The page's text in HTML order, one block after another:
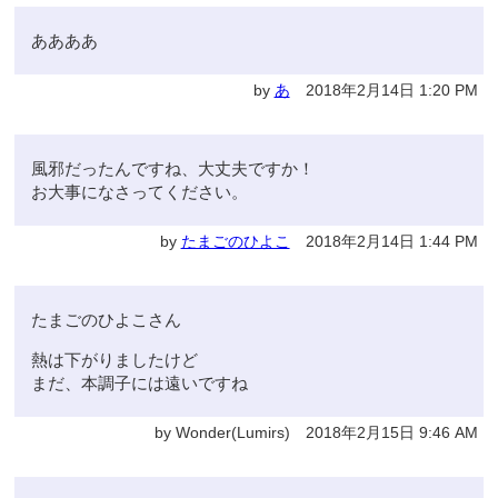
ああああ
by あ 2018年2月14日 1:20 PM
風邪だったんですね、大丈夫ですか！
お大事になさってください。
by たまごのひよこ 2018年2月14日 1:44 PM
たまごのひよこさん
熱は下がりましたけど
まだ、本調子には遠いですね
by Wonder(Lumirs) 2018年2月15日 9:46 AM